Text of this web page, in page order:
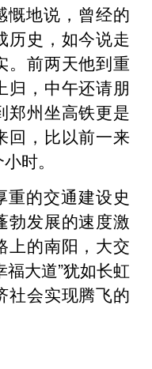
慨地说，曾经的
历史，如今说走
。前两天他到重
归，中午还请朋
郑州坐高铁更是
回，比以前一来
时。
重的交通建设史
勃发展的速度激
上的南阳，大交
大道”犹如长虹
社会实现腾飞的